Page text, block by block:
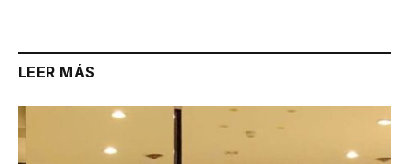
LEER MÁS